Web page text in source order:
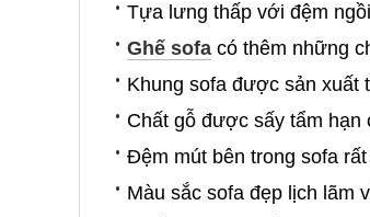
Tựa lưng thấp với đệm
Ghế sofa có thêm những
Khung sofa được sản xuất
Chất gỗ được sấy tẩm hạn
Đệm mút bên trong sofa
Màu sắc sofa đẹp lịch lãm